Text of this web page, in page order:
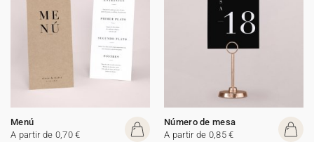
Menú
A partir de 0,70 €
Número de mesa
A partir de 0,85 €